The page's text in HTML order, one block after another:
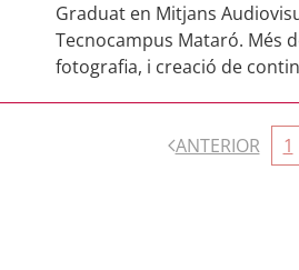
Graduat en Mitjans
Tecnocampus Mataró. Més
fotografia, i creació de
ANTERIOR 1